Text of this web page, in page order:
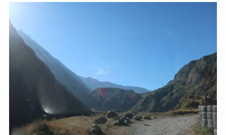
ドストエフスキー、妻と歩んだ運命の旅～狂気と愛
の西欧旅行
『ローマ旅行記』～劇場都市ローマの魅力とベルニ
独ソ戦・冷戦下の世界